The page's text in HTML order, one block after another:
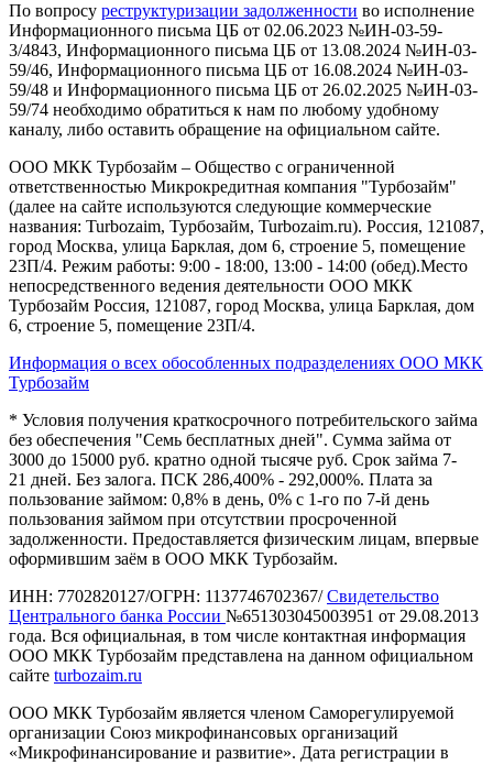
По вопросу реструктуризации задолженности во исполнение
Информационного письма ЦБ от 02.06.2023 №ИН-03-59-
3/4843, Информационного письма ЦБ от 13.08.2024 №ИН-03-
59/46, Информационного письма ЦБ от 16.08.2024 №ИН-03-
59/48 и Информационного письма ЦБ от 26.02.2025 №ИН-03-
59/74 необходимо обратиться к нам по любому удобному
каналу, либо оставить обращение на официальном сайте.
ООО МКК Турбозайм – Общество с ограниченной
ответственностью Микрокредитная компания "Турбозайм"
(далее на сайте используются следующие коммерческие
названия: Turbozaim, Турбозайм, Turbozaim.ru). Россия, 121087,
город Москва, улица Барклая, дом 6, строение 5, помещение
23П/4. Режим работы: 9:00 - 18:00, 13:00 - 14:00 (обед).Место
непосредственного ведения деятельности ООО МКК
Турбозайм Россия, 121087, город Москва, улица Барклая, дом
6, строение 5, помещение 23П/4.
Информация о всех обособленных подразделениях ООО МКК
Турбозайм
* Условия получения краткосрочного потребительского займа
без обеспечения "Семь бесплатных дней". Сумма займа от
3000 до 15000 руб. кратно одной тысяче руб. Срок займа 7-
21 дней. Без залога. ПСК 286,400% - 292,000%. Плата за
пользование займом: 0,8% в день, 0% с 1-го по 7-й день
пользования займом при отсутствии просроченной
задолженности. Предоставляется физическим лицам, впервые
оформившим заём в ООО МКК Турбозайм.
ИНН: 7702820127/ОГРН: 1137746702367/Свидетельство
Центрального банка России №651303045003951 от 29.08.2013
года. Вся официальная, в том числе контактная информация
ООО МКК Турбозайм представлена на данном официальном
сайте turbozaim.ru
ООО МКК Турбозайм является членом Саморегулируемой
организации Союз микрофинансовых организаций
«Микрофинансирование и развитие». Дата регистрации в